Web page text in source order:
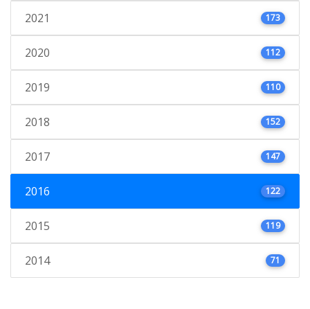
2021 173
2020 112
2019 110
2018 152
2017 147
2016 122
2015 119
2014 71